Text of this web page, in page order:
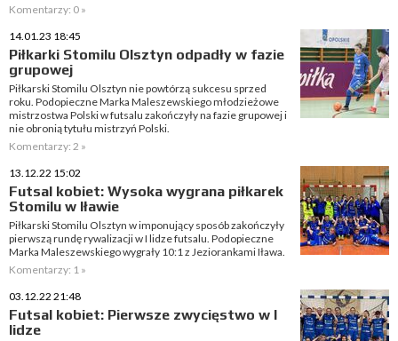
Komentarzy: 0 »
14.01.23 18:45
Piłkarki Stomilu Olsztyn odpadły w fazie
grupowej
Piłkarski Stomilu Olsztyn nie powtórzą sukcesu sprzed
roku. Podopieczne Marka Maleszewskiego młodzieżowe
mistrzostwa Polski w futsalu zakończyły na fazie grupowej i
nie obronią tytułu mistrzyń Polski.
Komentarzy: 2 »
13.12.22 15:02
Futsal kobiet: Wysoka wygrana piłkarek
Stomilu w Iławie
Piłkarski Stomilu Olsztyn w imponujący sposób zakończyły
pierwszą rundę rywalizacji w I lidze futsalu. Podopieczne
Marka Maleszewskiego wygrały 10:1 z Jeziorankami Iława.
Komentarzy: 1 »
03.12.22 21:48
Futsal kobiet: Pierwsze zwycięstwo w I
lidze